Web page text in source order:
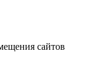
сайтов